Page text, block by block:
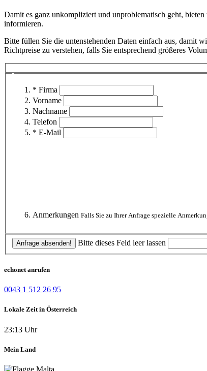
Damit es ganz unkompliziert und unproblematisch geht,
informieren.
Bitte füllen Sie die untenstehenden Daten einfach aus, damit
Richtpreise zu verstehen, falls Sie entsprechend größeres
* Firma
Vorname
Nachname
Telefon
* E-Mail
Anmerkungen Falls Sie zu Ihrer Anfrage spezielle
Anfrage absenden! Bitte dieses Feld leer lassen
echonet anrufen
0043 1 512 26 95
Lokale Zeit in Österreich
23:13 Uhr
Mein Land